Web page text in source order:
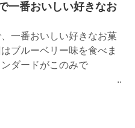
一番おいしい好きなお
一番おいしい好きなお菓
ブルーベリー味を食べま
ダードがこのみで
。 ..